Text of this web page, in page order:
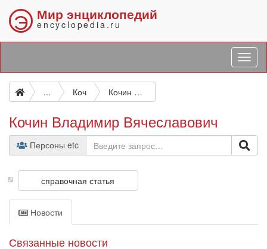
Э Мир энциклопедий
encyclopedia.ru
... Коч Кочин Владимир Вячеславович
Кочин Владимир Вячеславович
Персоны etc
справочная статья
Новости
Связанные новости